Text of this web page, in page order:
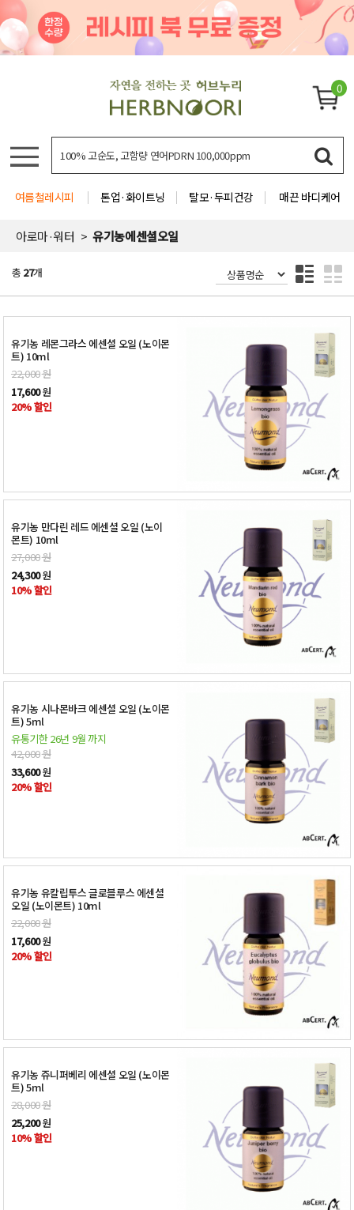
0
여름철레시피 톤업·화이트닝 탈모·두피건강 매끈 바디케어
아로마·워터 유기농에센셜오일
총 27개
유기농 레몬그라스 에센셜 오일 (노이몬
트) 10ml
22,000원
17,600원
20% 할인
유기농 만다린 레드 에센셜 오일 (노이
몬트) 10ml
27,000원
24,300원
10% 할인
유기농 시나몬바크 에센셜 오일 (노이몬
트) 5ml
유통기한 26년 9월 까지
42,000원
33,600원
20% 할인
유기농 유칼립투스 글로블루스 에센셜
오일 (노이몬트) 10ml
22,000원
17,600원
20% 할인
유기농 쥬니퍼베리 에센셜 오일 (노이몬
트) 5ml
28,000원
25,200원
10% 할인